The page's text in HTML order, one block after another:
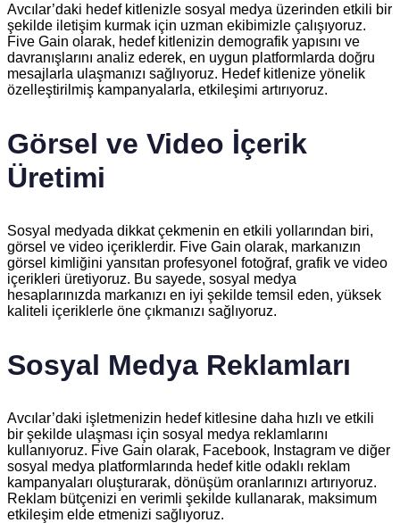
Avcılar’daki hedef kitlenizle sosyal medya üzerinden etkili bir
şekilde iletişim kurmak için uzman ekibimizle çalışıyoruz.
Five Gain olarak, hedef kitlenizin demografik yapısını ve
davranışlarını analiz ederek, en uygun platformlarda doğru
mesajlarla ulaşmanızı sağlıyoruz. Hedef kitlenize yönelik
özelleştirilmiş kampanyalarla, etkileşimi artırıyoruz.
Görsel ve Video İçerik
Üretimi
Sosyal medyada dikkat çekmenin en etkili yollarından biri,
görsel ve video içeriklerdir. Five Gain olarak, markanızın
görsel kimliğini yansıtan profesyonel fotoğraf, grafik ve video
içerikleri üretiyoruz. Bu sayede, sosyal medya
hesaplarınızda markanızı en iyi şekilde temsil eden, yüksek
kaliteli içeriklerle öne çıkmanızı sağlıyoruz.
Sosyal Medya Reklamları
Avcılar’daki işletmenizin hedef kitlesine daha hızlı ve etkili
bir şekilde ulaşması için sosyal medya reklamlarını
kullanıyoruz. Five Gain olarak, Facebook, Instagram ve diğer
sosyal medya platformlarında hedef kitle odaklı reklam
kampanyaları oluşturarak, dönüşüm oranlarınızı artırıyoruz.
Reklam bütçenizi en verimli şekilde kullanarak, maksimum
etkileşim elde etmenizi sağlıyoruz.